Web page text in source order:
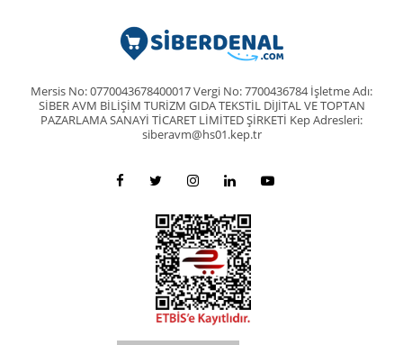
Mersis No: 0770043678400017 Vergi No: 7700436784 İşletme Adı:
SİBER AVM BİLİŞİM TURİZM GIDA TEKSTİL DİJİTAL VE TOPTAN
PAZARLAMA SANAYİ TİCARET LİMİTED ŞİRKETİ Kep Adresleri:
siberavm@hs01.kep.tr